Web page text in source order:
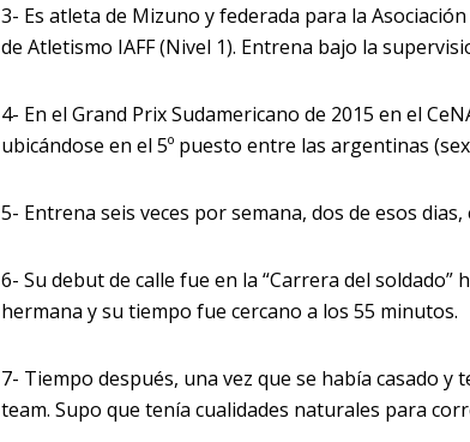
3- Es atleta de Mizuno y federada para la
de Atletismo IAFF (Nivel 1). Entrena bajo la
4- En el Grand Prix Sudamericano de 2015 en el
ubicándose en el 5º puesto entre las argentinas
5- Entrena seis veces por semana, dos de esos
6- Su debut de calle fue en la “Carrera del
hermana y su tiempo fue cercano a los 55 minutos.
7- Tiempo después, una vez que se había casado
team. Supo que tenía cualidades naturales para